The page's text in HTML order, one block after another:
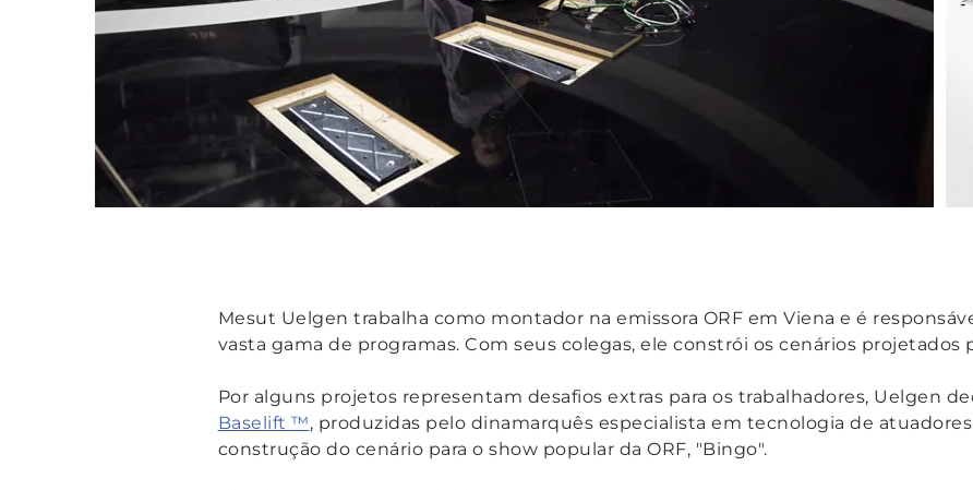
Mesut Uelgen trabalha como montador na emissora ORF em Viena e é
vasta gama de programas. Com seus colegas, ele constrói os cenários projetados
Por alguns projetos representam desafios extras para os trabalhadores, Uelgen
Baselift ™, produzidas pelo dinamarquês especialista em tecnologia de atuadores
construção do cenário para o show popular da ORF, "Bingo".